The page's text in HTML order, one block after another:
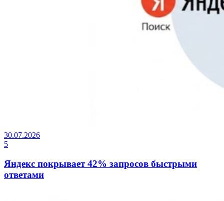
30.07.2026
5
Яндекс покрывает 42% запросов быстрыми
ответами